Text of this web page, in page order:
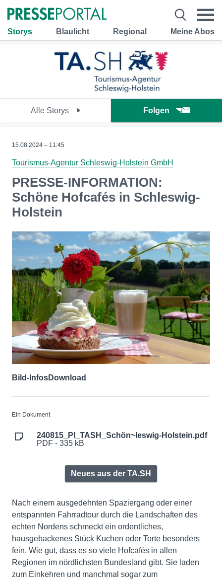
Storys Blaulicht Regional Meine Abos
Alle Storys Folgen
15.08.2024 – 11:45
Tourismus-Agentur Schleswig-Holstein GmbH
PRESSE-INFORMATION:
Schöne Hofcafés in Schleswig-
Holstein
Bild-InfosDownload
Ein Dokument
240815_PI_TASH_Schön~leswig-Holstein.pdf
PDF - 335 kB
Neues aus der TA.SH
Nach einem ausgedehnten Spaziergang oder einer
entspannten Fahrradtour durch die Landschaften des
echten Nordens schmeckt ein ordentliches,
hausgebackenes Stück Kuchen oder Torte besonders
fein. Wie gut, dass es so viele Hofcafés in allen
Regionen im nördlichsten Bundesland gibt. Sie laden
zum Einkehren und manchmal sogar zum